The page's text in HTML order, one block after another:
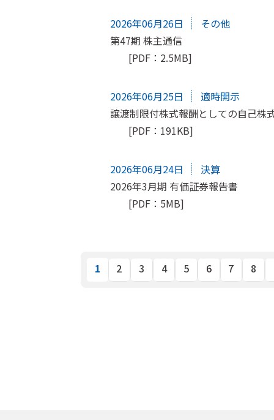
2026年06月26日
その他
第47期 株主通信
[PDF：2.5MB]
2026年06月25日
適時開示
譲渡制限付株式報酬としての自己株
[PDF：191KB]
2026年06月24日
決算
2026年3月期 有価証券報告書
[PDF：5MB]
1 2 3 4 5 6 7 8